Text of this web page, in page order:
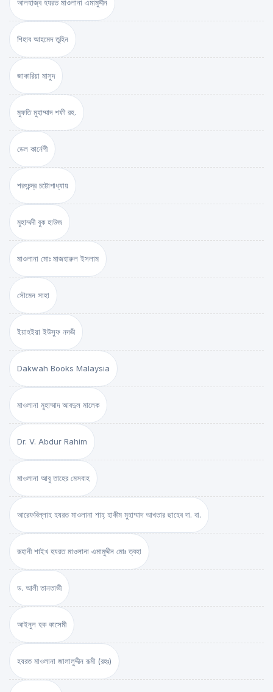
আলহাজ্ব হযরত মাওলানা এমামুদ্দীন
শিহাব আহমেদ তুহিন
জাকারিয়া মাসুদ
মুফতি মুহাম্মাদ শফী রহ.
ডেল কার্নেগী
শরৎচন্দ্র চট্টোপাধ্যায়
মুহাম্মদী বুক হাউজ
মাওলানা মোঃ মাজহারুল ইসলাম
সৌমেন সাহা
ইয়াহইয়া ইউসুফ নদভী
Dakwah Books Malaysia
মাওলানা মুহাম্মাদ আবদুল মালেক
Dr. V. Abdur Rahim
মাওলানা আবু তাহের মেসবাহ
আরেফবিল্লাহ হযরত মাওলানা শাহ্ হাকীম মুহাম্মাদ আখতার ছাহেব দা. বা.
রূহানী শাইখ হযরত মাওলানা এমামুদ্দীন মোঃ ত্বহা
ড. আলী তানতাভী
আইনুল হক কাসেমী
হযরত মাওলানা জালালুদ্দীন রূমী (রহঃ)